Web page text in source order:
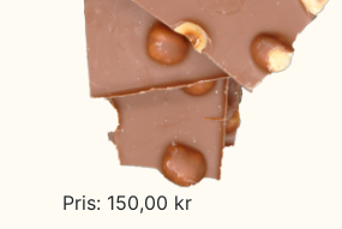
Pris: 150,00 kr